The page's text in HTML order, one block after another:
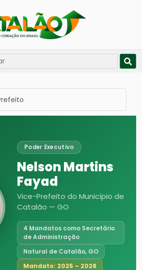
Poder Executivo
Nelson Martins
Fayad
Vice-Prefeito do Município de
Catalão — GO
4 Mandatos como Secretário
de Administração
Natural de Catalão, GO
Mandato: 2025 – 2028